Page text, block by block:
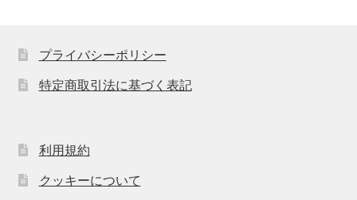
プライバシーポリシー
特定商取引法に基づく表記
利用規約
クッキーについて